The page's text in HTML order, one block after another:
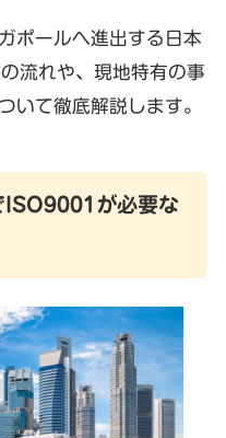
ポールへ進出する日本
流れや、現地特有の事
いて徹底解説します。
ISO9001が必要な